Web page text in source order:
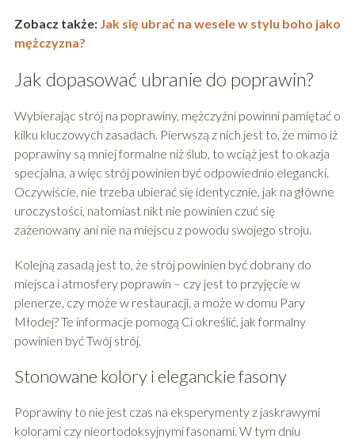
Zobacz także: Jak się ubrać na wesele w stylu boho jako
mężczyzna?
Jak dopasować ubranie do poprawin?
Wybierając strój na poprawiny, mężczyźni powinni pamiętać o
kilku kluczowych zasadach. Pierwszą z nich jest to, że mimo iż
poprawiny są mniej formalne niż ślub, to wciąż jest to okazja
specjalna, a więc strój powinien być odpowiednio elegancki.
Oczywiście, nie trzeba ubierać się identycznie, jak na główne
uroczystości, natomiast nikt nie powinien czuć się
zażenowany ani nie na miejscu z powodu swojego stroju.
Kolejną zasadą jest to, że strój powinien być dobrany do
miejsca i atmosfery poprawin – czy jest to przyjęcie w
plenerze, czy może w restauracji, a może w domu Pary
Młodej? Te informacje pomogą Ci określić, jak formalny
powinien być Twój strój.
Stonowane kolory i eleganckie fasony
Poprawiny to nie jest czas na eksperymenty z jaskrawymi
kolorami czy nieortodoksyjnymi fasonami. W tym dniu